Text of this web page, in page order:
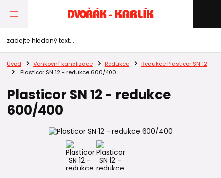
Úvod Venkovní kanalizace Redukce
Redukce Plasticor SN 12
Plasticor SN 12 - redukce 600/400
Plasticor SN 12 - redukce
600/400